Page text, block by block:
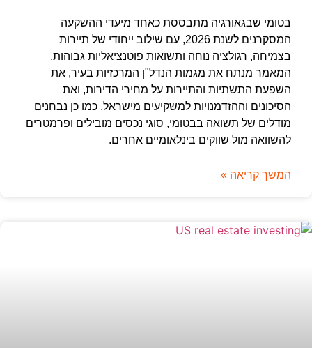
בטומי שבגאורגיה מתבססת כאחד מיעדי ההשקעה
המסקרנים לשנת 2026, עם שילוב ייחודי של תיירות
בצמיחה, רגולציה נוחה ותשואות פוטנציאליות גבוהות.
המאמר מנתח את מגמות הנדל"ן המרכזיות בעיר, את
השפעת התשתיות והתיירות על מחירי הדירות, ואת
הסיכונים וההזדמנויות למשקיעים מישראל. כמו כן נבחנים
מודלים של תשואה בבטומי, סוגי נכסים מובילים ופרמטרים
להשוואה מול שווקים בינלאומיים אחרים.
המשך קריאה »